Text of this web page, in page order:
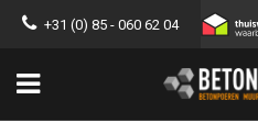
+31 (0) 85 - 060 62 04